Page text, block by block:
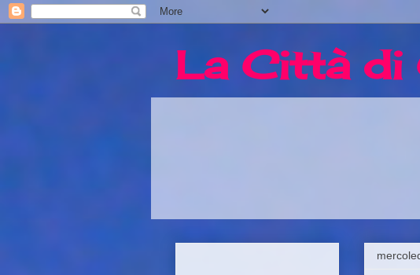
La Città di